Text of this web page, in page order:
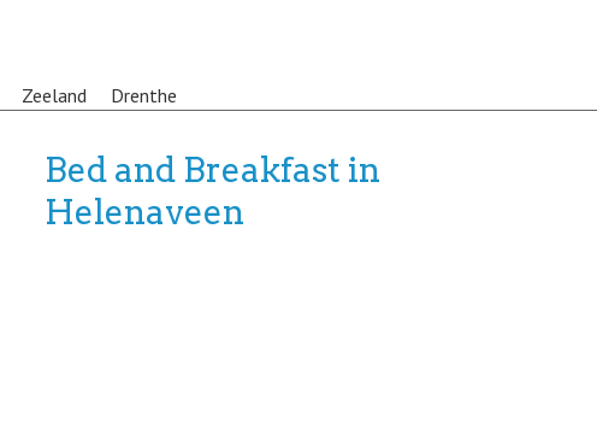
Zeeland Drenthe
Bed and Breakfast in
Helenaveen